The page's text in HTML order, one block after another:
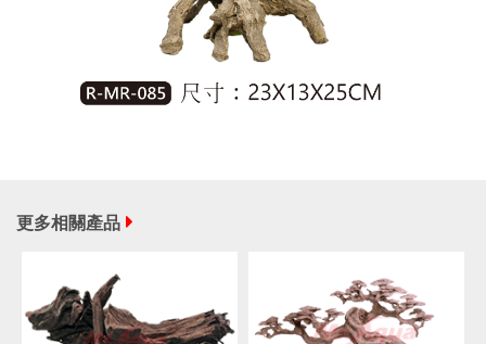
更多相關產品